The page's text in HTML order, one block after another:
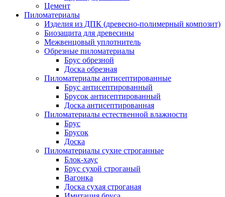
Цемент
Пиломатериалы
Изделия из ДПК (древесно-полимерный композит)
Биозащита для древесины
Межвенцовый уплотнитель
Обрезные пиломатериалы
Брус обрезной
Доска обрезная
Пиломатериалы антисептированные
Брус антисептированный
Брусок антисептированный
Доска антисептированная
Пиломатериалы естественной влажности
Брус
Брусок
Доска
Пиломатериалы сухие строганные
Блок-хаус
Брус сухой строганый
Вагонка
Доска сухая строганая